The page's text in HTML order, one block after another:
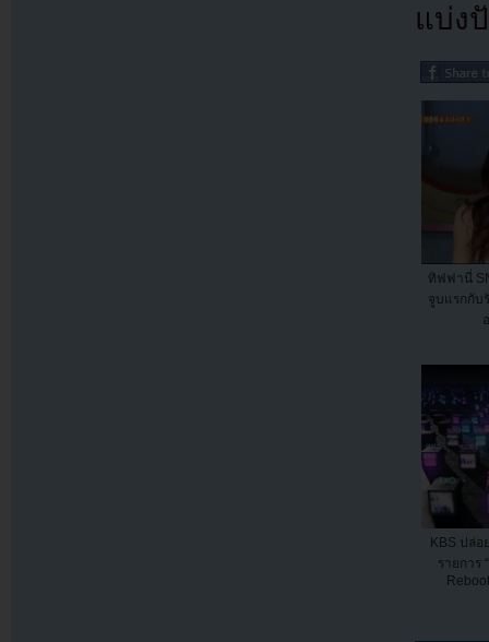
แบ่ง
ทิฟฟานี่
จูบแรกกับ
KBS ปล่อ
รายการ